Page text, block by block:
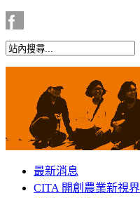
最新消息
CITA 開創農業新視界